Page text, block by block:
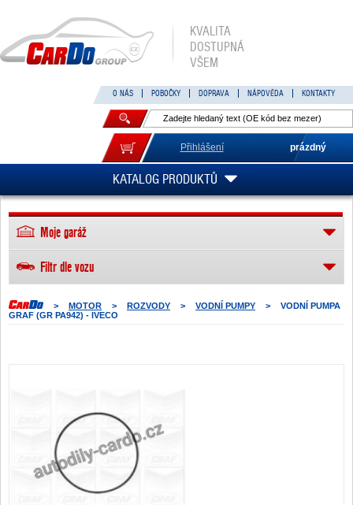
KVALITA
DOSTUPNÁ
VŠEM
O NÁS POBOČKY DOPRAVA NÁPOVĚDA KONTAKTY
Přihlášení prázdný
KATALOG PRODUKTŮ
> MOTOR > ROZVODY > VODNÍ PUMPY >
VODNÍ PUMPA
GRAF (GR PA942) - IVECO
Moje garáž
Filtr dle vozu